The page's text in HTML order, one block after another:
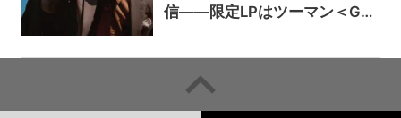
信——限定LPはツーマン＜Gai